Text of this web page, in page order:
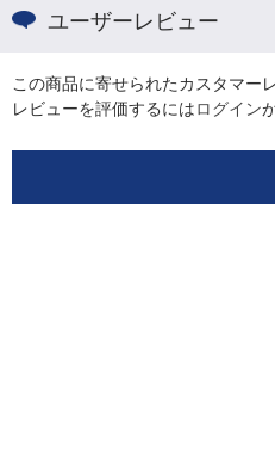
ユーザーレビュー
この商品に寄せられたカスタマー
レビューを評価するにはログイン